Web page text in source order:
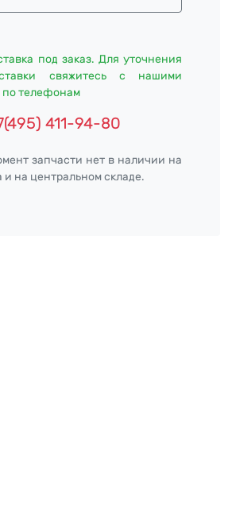
под заказ. Для уточнения
свяжитесь с нашими
телефонам
411-94-80
запчасти нет в наличии на
на центральном складе.